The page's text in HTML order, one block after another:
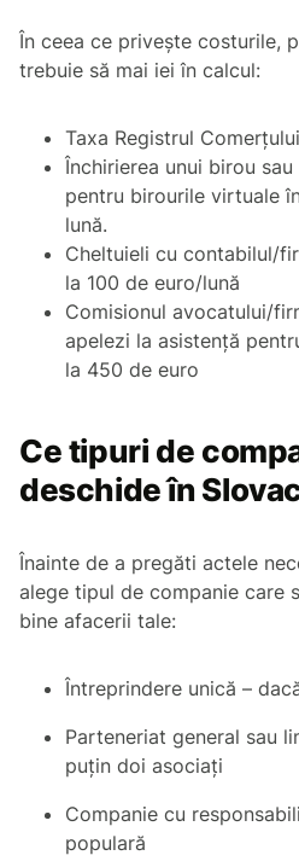
În ceea ce privește costurile,
trebuie să mai iei în calcul:
Taxa Registrul
Închirierea unui birou
pentru birourile virtuale
lună.
Cheltuieli cu contabilul/
la 100 de euro/lună
Comisionul avocatului/
apelezi la asistență
la 450 de euro
Ce tipuri de
deschide în
Înainte de a pregăti actele
alege tipul de companie care
bine afacerii tale:
Întreprindere unică –
Parteneriat general sau
puțin doi asociați
Companie cu
populară